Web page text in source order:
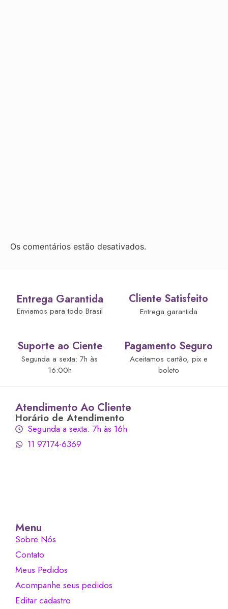
Os comentários estão desativados.
Entrega Garantida
Enviamos para todo Brasil
Cliente Satisfeito
Entrega garantida
Suporte ao Ciente
Segunda a sexta: 7h às
16:00h
Pagamento Seguro
Aceitamos cartão, pix e
boleto
Atendimento Ao Cliente
Horário de Atendimento
Segunda a sexta: 7h às 16h
11 97174-6369
Menu
Sobre Nós
Contato
Meus Pedidos
Acompanhe seus pedidos
Editar cadastro